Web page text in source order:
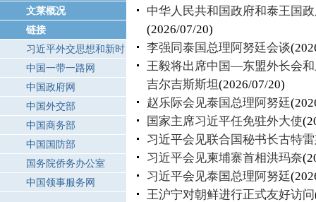
文莱概况
链接
习近平外交思想和新时
代中国外交
中国一带一路网
中国政府网
中国外交部
中国商务部
中国国防部
国务院侨务办公室
中国领事服务网
中华人民共和国政府和泰王国
(2026/07/20)
李强同泰国总理阿努廷会谈
王毅将出席中国—东盟外长会
吉尔吉斯斯坦(2026/07/20)
赵乐际会见泰国总理阿努廷
国家主席习近平任免驻外大使
习近平会见联合国秘书长古特
习近平会见柬埔寨首相洪玛奈
习近平会见泰国总理阿努廷
王沪宁对朝鲜进行正式友好访问